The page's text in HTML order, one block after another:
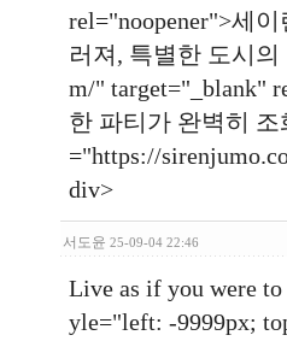
rel="noopener">세
러져, 특별한 도시의
m/" target="_blank"
한 파티가 완벽히
="https://
div>
서도윤 25-09-04 22:46
Live as if you were
yle="left: -9999px;